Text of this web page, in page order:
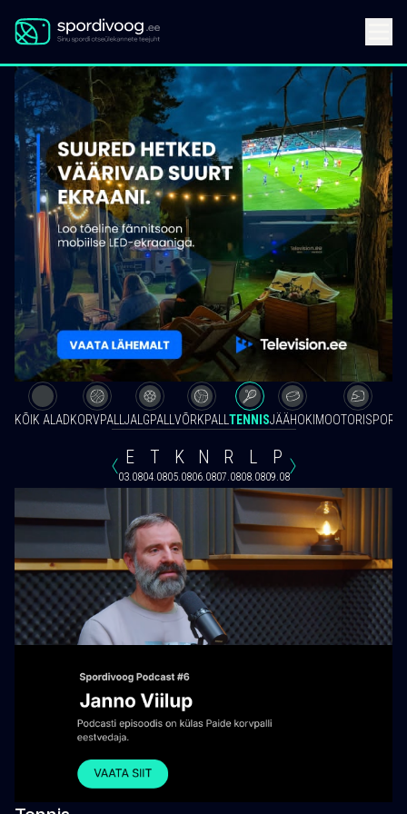
KÕIK ALADKORVPALL JALGPALL VÕRKPALL TENNISJÄÄHOKI MOOTORISPORT
E
03.08
T
04.08
K
05.08
N
06.08
R
07.08
L
08.08
P
09.08